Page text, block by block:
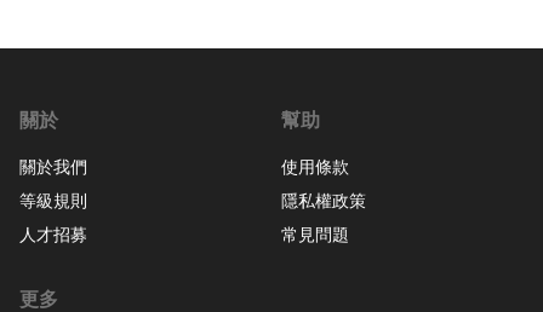
關於
關於我們
等級規則
人才招募
幫助
使用條款
隱私權政策
常見問題
更多